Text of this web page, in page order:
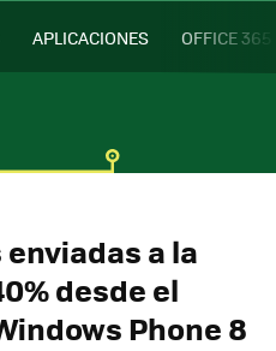
APLICACIONES OFFICE 365
a la
desde el
Phone 8